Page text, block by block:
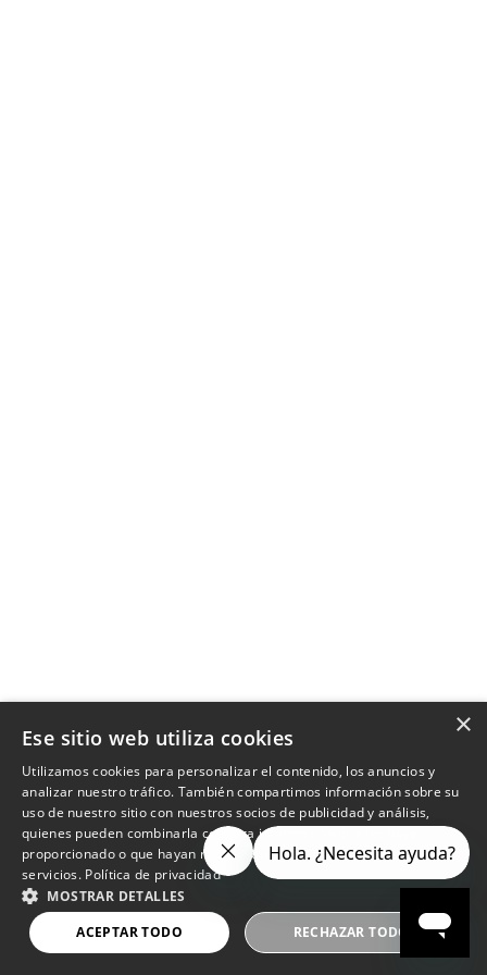
×
Ese sitio web utiliza cookies
Utilizamos cookies para personalizar el contenido, los anuncios y
analizar nuestro tráfico. También compartimos información sobre su
uso de nuestro sitio con nuestros socios de publicidad y análisis,
quienes pueden combinarla con otra información que les haya
proporcionado o que hayan recopilado a partir del uso de sus
servicios. Política de privacidad
MOSTRAR DETALLES
ACEPTAR TODO
RECHAZAR TODO